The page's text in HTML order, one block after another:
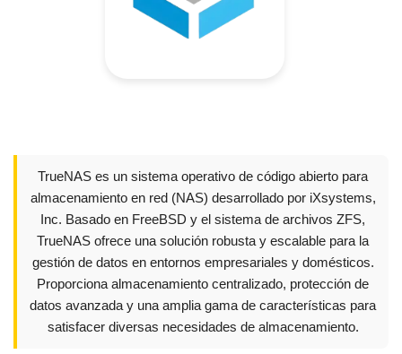
TrueNAS es un sistema operativo de código abierto para
almacenamiento en red (NAS) desarrollado por iXsystems,
Inc. Basado en FreeBSD y el sistema de archivos ZFS,
TrueNAS ofrece una solución robusta y escalable para la
gestión de datos en entornos empresariales y domésticos.
Proporciona almacenamiento centralizado, protección de
datos avanzada y una amplia gama de características para
satisfacer diversas necesidades de almacenamiento.